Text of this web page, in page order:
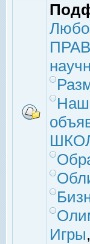
Игры,